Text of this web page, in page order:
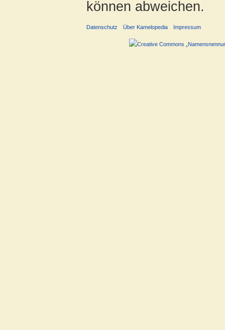
können abweichen.
Datenschutz Über Kamelopedia Impressum